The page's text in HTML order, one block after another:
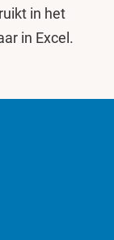
in het
in Excel.